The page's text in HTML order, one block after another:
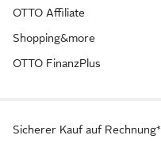
OTTO Affiliate
Shopping&more
OTTO FinanzPlus
Sicherer Kauf auf Rechnung*